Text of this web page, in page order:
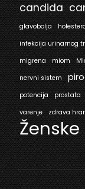
candida
glavobolja
infekcija urinarnog
migrena
miom
nervni sistem
potencija
prostata
varenje
zdrava